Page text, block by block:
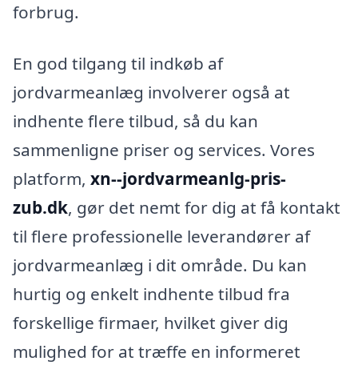
forbrug.
En god tilgang til indkøb af
jordvarmeanlæg involverer også at
indhente flere tilbud, så du kan
sammenligne priser og services. Vores
platform, xn--jordvarmeanlg-pris-
zub.dk, gør det nemt for dig at få kontakt
til flere professionelle leverandører af
jordvarmeanlæg i dit område. Du kan
hurtig og enkelt indhente tilbud fra
forskellige firmaer, hvilket giver dig
mulighed for at træffe en informeret